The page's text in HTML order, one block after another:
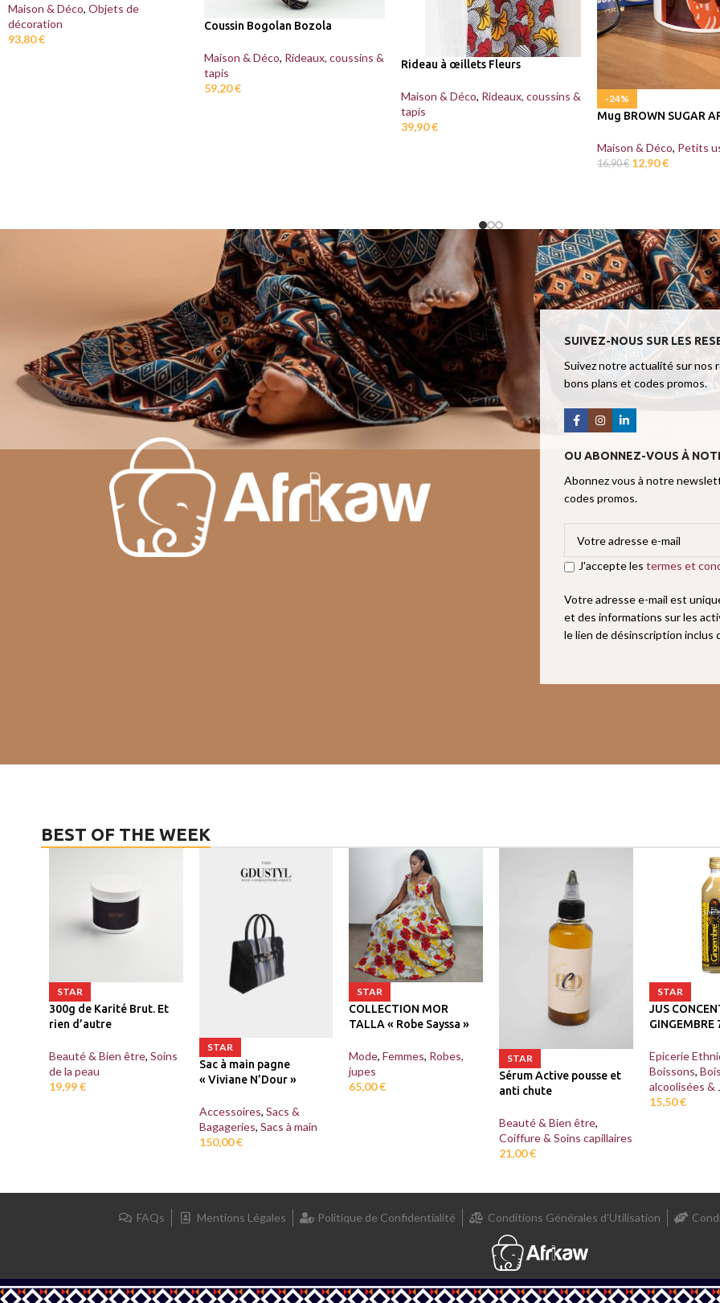
Maison & Déco, Objets de
décoration
93,80€
Coussin Bogolan Bozola
Maison & Déco, Rideaux, coussins &
tapis
59,20€
Rideau à œillets Fleurs
Maison & Déco, Rideaux, coussins &
tapis
39,90€
-24%
Mug BROWN SUGAR
Maison & Déco, Petits
16,90€ 12,90€
SUIVEZ-NOUS SUR LES
Suivez notre actualité sur nos
bons plans et codes promos.
OU ABONNEZ-VOUS À
Abonnez vous à notre
codes promos.
J'accepte les termes et
Votre adresse e-mail est
et des informations sur les
le lien de désinscription inclus
BEST OF THE WEEK
STAR
300g de Karité Brut. Et
rien d’autre
Beauté & Bien être, Soins
de la peau
19,99€
STAR
Sac à main pagne
« Viviane N’Dour »
Accessoires, Sacs &
Bagageries, Sacs à main
150,00€
STAR
COLLECTION MOR
TALLA « Robe Sayssa »
Mode, Femmes, Robes,
jupes
65,00€
STAR
Sérum Active pousse et
anti chute
Beauté & Bien être,
Coiffure & Soins capillaires
21,00€
STAR
JUS
GINGEMBRE
Epicerie
Boissons,
alcoolisées &
15,50€
FAQs Mentions Légales Politique de Confidentialité Conditions Générales d’Utilisation